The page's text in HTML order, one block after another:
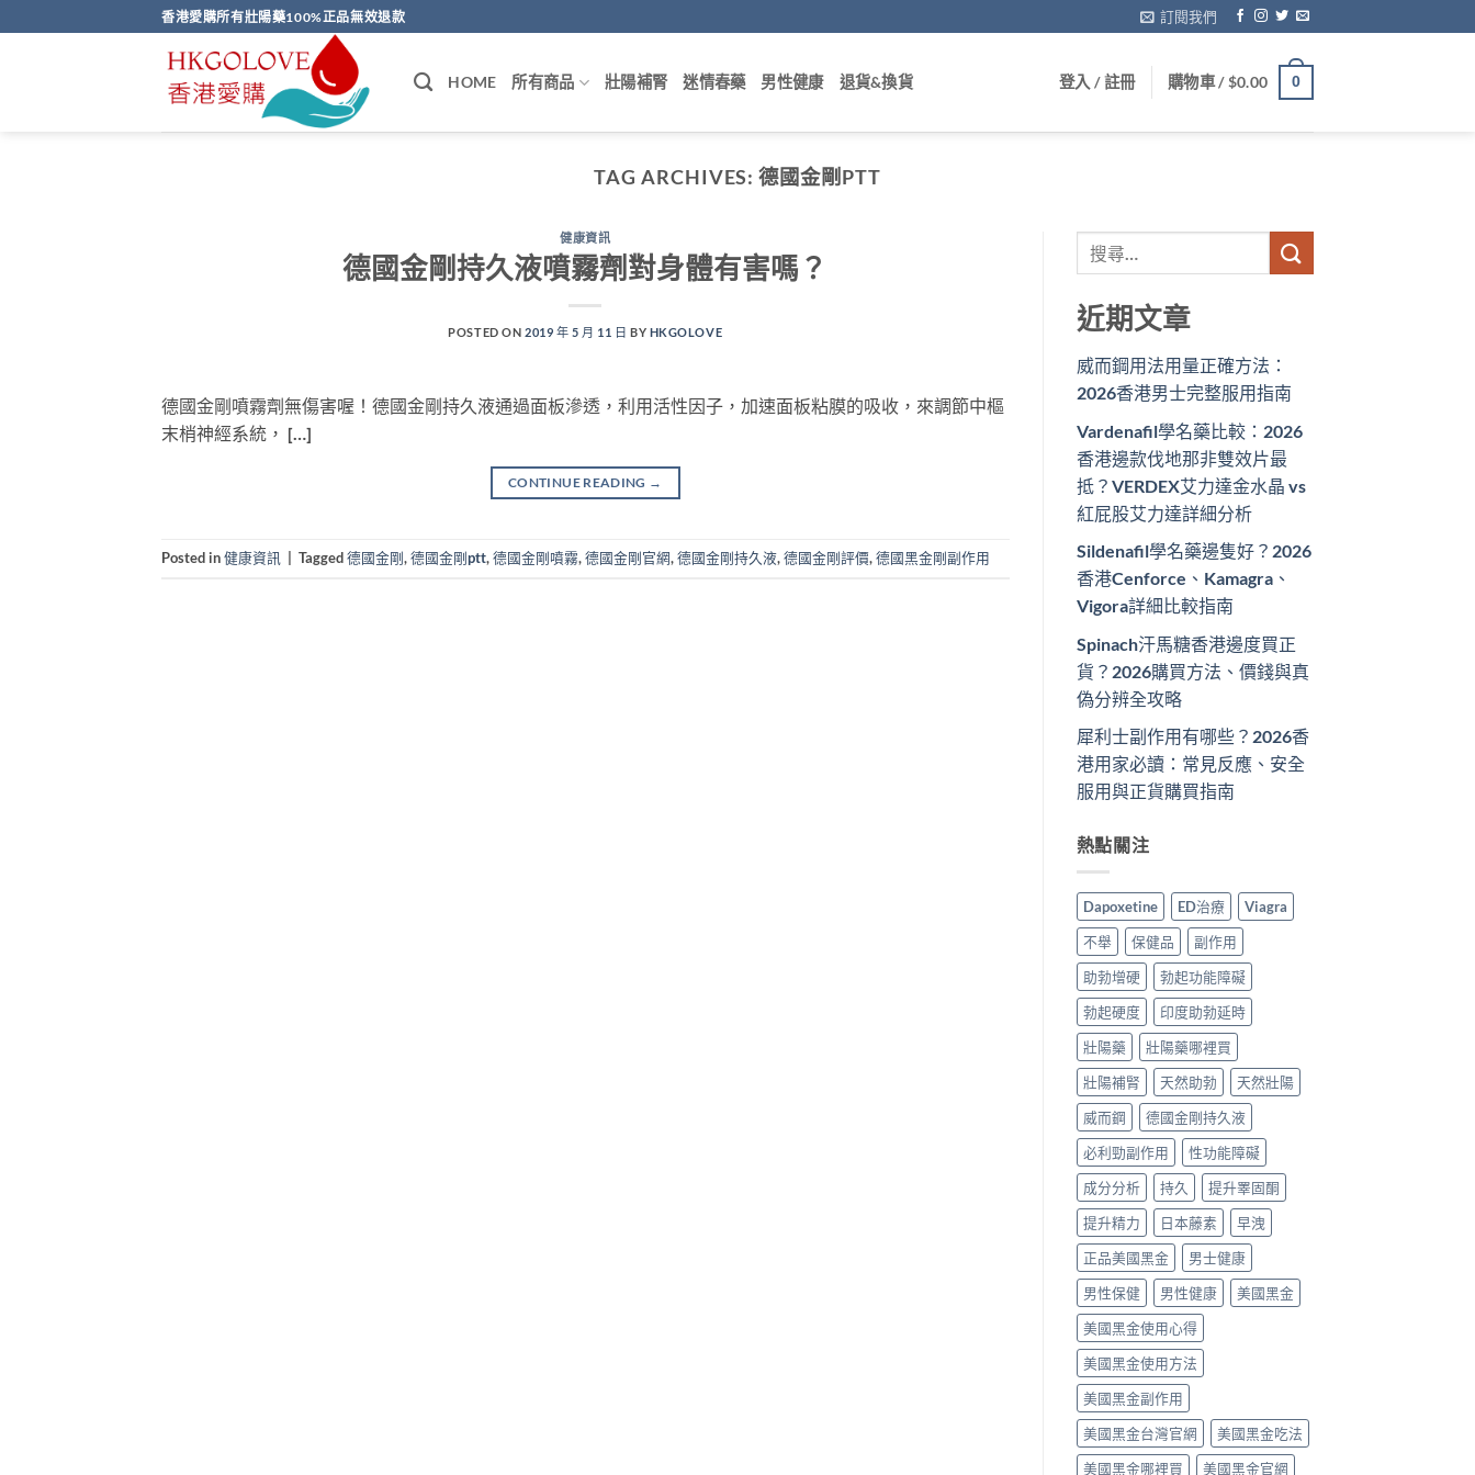
to
香港愛購所有壯陽藥100%正品無效退款 訂閱我們
HOME 所有商品 壯陽補腎 迷情春藥 男性健康 退貨&換貨 登入 / 註冊 購物車 /$0.00 0
TAG ARCHIVES:德國金剛PTT
健康資訊
德國金剛持久液噴霧劑對身體有害嗎？
POSTED ON 2019 年 5 月 11 日 BY HKGOLOVE
德國金剛噴霧劑無傷害喔！德國金剛持久液通過面板滲透，利用活性因子，加速面板粘膜的吸收，來調節中樞
末梢神經系統， […]
CONTINUE READING →
Posted in健康資訊 Tagged德國金剛,德國金剛ptt,德國金剛噴霧,德國金剛官網,德國金剛持久液,德國金剛評價,德國黑金剛副作用
近期文章
威而鋼用法用量正確方法：
2026香港男士完整服用指南
Vardenafil學名藥比較：2026
香港邊款伐地那非雙效片最
抵？VERDEX艾力達金水晶 vs
紅屁股艾力達詳細分析
Sildenafil學名藥邊隻好？2026
香港Cenforce、Kamagra、
Vigora詳細比較指南
Spinach汗馬糖香港邊度買正
貨？2026購買方法、價錢與真
偽分辨全攻略
犀利士副作用有哪些？2026香
港用家必讀：常見反應、安全
服用與正貨購買指南
熱點關注
Dapoxetine ED治療
Viagra
不舉
保健品
副作用
助勃增硬
勃起功能障礙
勃起硬度
印度助勃延時
壯陽藥
壯陽藥哪裡買
壯陽補腎
天然助勃
天然壯陽
威而鋼
德國金剛持久液
必利勁副作用
性功能障礙
成分分析
持久
提升睪固酮
提升精力
日本藤素
早洩
正品美國黑金
男士健康
男性保健
男性健康
美國黑金
美國黑金使用心得
美國黑金使用方法
美國黑金副作用
美國黑金台灣官網
美國黑金吃法
美國黑金哪裡買
美國黑金官網